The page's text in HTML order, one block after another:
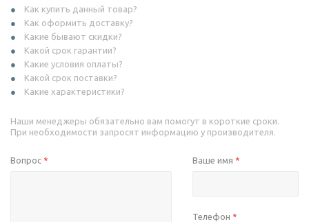
Как купить данный товар?
Как оформить доставку?
Какие бывают скидки?
Какой срок гарантии?
Какие условия оплаты?
Какой срок поставки?
Какие характеристики?
Наши менеджеры обязательно вам помогут в короткие сроки.
При необходимости запросят информацию у производителя.
Вопрос * Ваше имя *
Телефон *